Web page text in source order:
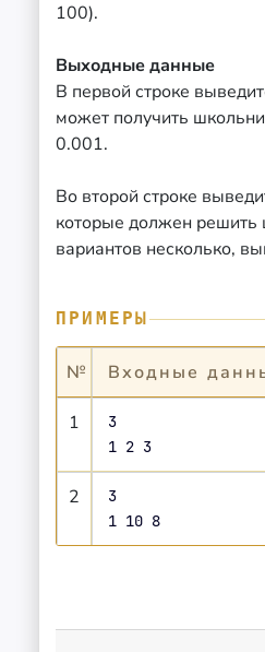
100).
Выходные данные
В первой строке
может получить
0.001.
Во второй строке
которые должен решить
вариантов несколько,
ПРИМЕРЫ
№ Входные
1
3
2
3